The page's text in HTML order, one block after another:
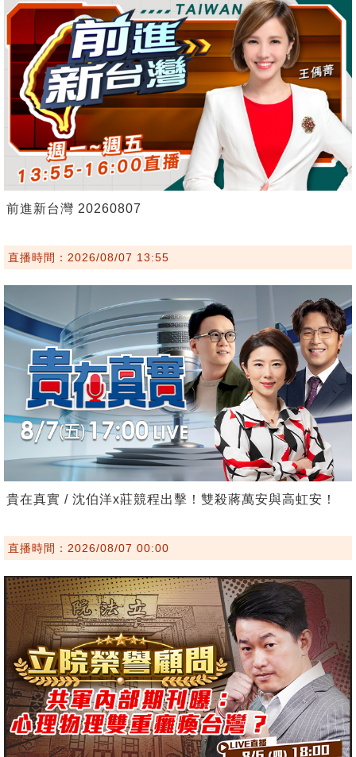
前進新台灣 20260807
直播時間：2026/08/07 13:55
貴在真實 / 沈伯洋x莊競程出擊！雙殺蔣萬安與高虹安！
直播時間：2026/08/07 00:00